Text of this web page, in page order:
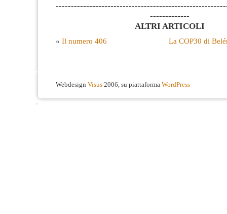
-------------
ALTRI ARTICOLI
« Il numero 406 La COP30 di
Webdesign Visus 2006, su piattaforma WordPress